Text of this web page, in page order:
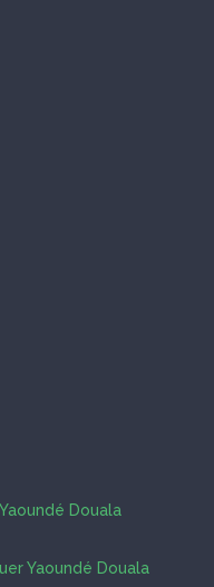
Douala
Yaoundé Douala